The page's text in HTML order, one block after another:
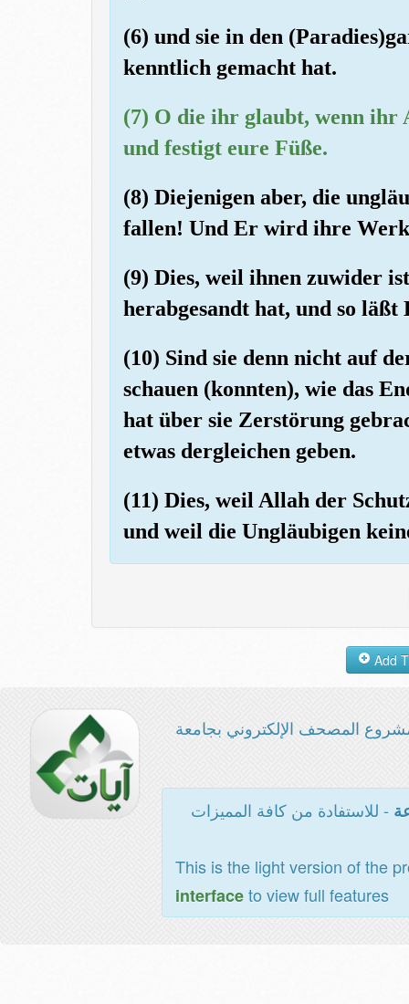
(6) und sie in den
kenntlich gemacht hat.
(7) O die ihr glaubt, wenn ihr
und festigt eure Füße.
(8) Diejenigen aber, die
fallen! Und Er wird ihre
(9) Dies, weil ihnen zuwider
herabgesandt hat, und so
(10) Sind sie denn nicht auf
schauen (konnten), wie das
hat über sie Zerstörung
etwas dergleichen geben.
(11) Dies, weil Allah der
und weil die Ungläubigen
المصحف الإلكتروني بجامعة
- للاستفادة من كافة المميزات
This is the light version of the
interfaceto view full features